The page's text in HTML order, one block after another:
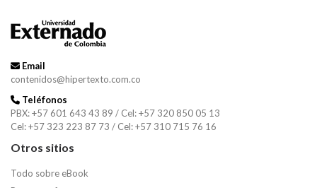
Email
contenidos@hipertexto.com.co
Teléfonos
PBX: +57 601 643 43 89 / Cel: +57 320 850 05 13
Cel: +57 323 223 87 73 / Cel: +57 310 715 76 16
Otros sitios
Todo sobre eBook